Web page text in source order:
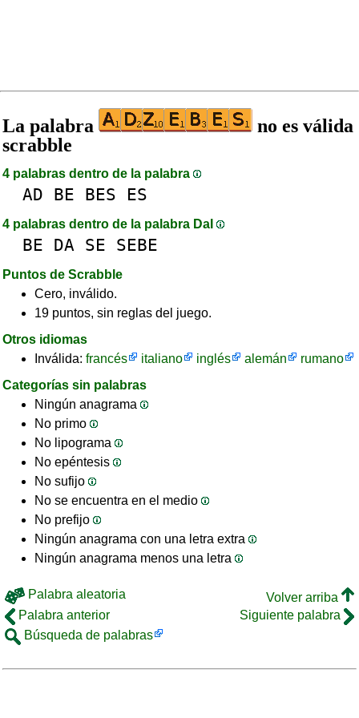
La palabra
no es válida
scrabble
4 palabras dentro de la palabra
AD BE BES ES
4 palabras dentro de la palabra DaI
BE DA SE SEBE
Puntos de Scrabble
Cero, inválido.
19 puntos, sin reglas del juego.
Otros idiomas
Inválida: francés italiano inglés alemán
rumano
Categorías sin palabras
Ningún anagrama
No primo
No lipograma
No epéntesis
No sufijo
No se encuentra en el medio
No prefijo
Ningún anagrama con una letra extra
Ningún anagrama menos una letra
Palabra aleatoria
Volver arriba
Palabra anterior
Siguiente palabra
Búsqueda de palabras